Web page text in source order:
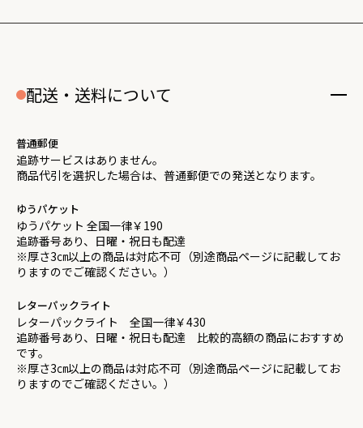
配送・送料について
普通郵便
追跡サービスはありません。
商品代引を選択した場合は、普通郵便での発送となります。
ゆうパケット
ゆうパケット 全国一律￥190
追跡番号あり、日曜・祝日も配達
※厚さ3㎝以上の商品は対応不可（別途商品ページに記載してお
りますのでご確認ください。）
レターパックライト
レターパックライト 全国一律￥430
追跡番号あり、日曜・祝日も配達 比較的高額の商品におすすめ
です。
※厚さ3㎝以上の商品は対応不可（別途商品ページに記載してお
りますのでご確認ください。）